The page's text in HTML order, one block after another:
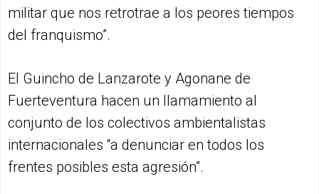
militar que nos retrotrae a los peores tiempos
del franquismo”.
El Guincho de Lanzarote y Agonane de
Fuerteventura hacen un llamamiento al
conjunto de los colectivos ambientalistas
internacionales “a denunciar en todos los
frentes posibles esta agresión”.